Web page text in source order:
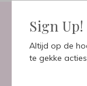
Sign Up!
Altijd op de
te gekke